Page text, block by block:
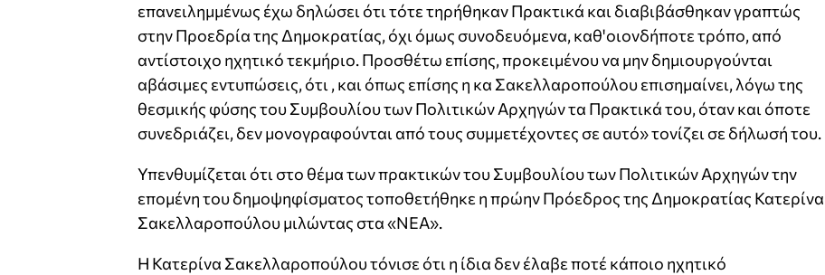
επανειλημμένως έχω δηλώσει ότι τότε τηρήθηκαν Πρακτικά και διαβιβάσθηκαν γραπτώς
στην Προεδρία της Δημοκρατίας, όχι όμως συνοδευόμενα, καθ'οιονδήποτε τρόπο, από
αντίστοιχο ηχητικό τεκμήριο. Προσθέτω επίσης, προκειμένου να μην δημιουργούνται
αβάσιμες εντυπώσεις, ότι , και όπως επίσης η κα Σακελλαροπούλου επισημαίνει, λόγω της
θεσμικής φύσης του Συμβουλίου των Πολιτικών Αρχηγών τα Πρακτικά του, όταν και όποτε
συνεδριάζει, δεν μονογραφούνται από τους συμμετέχοντες σε αυτό» τονίζει σε δήλωσή του.
Υπενθυμίζεται ότι στο θέμα των πρακτικών του Συμβουλίου των Πολιτικών Αρχηγών την
επομένη του δημοψηφίσματος τοποθετήθηκε η πρώην Πρόεδρος της Δημοκρατίας Κατερίνα
Σακελλαροπούλου μιλώντας στα «ΝΕΑ».
Η Κατερίνα Σακελλαροπούλου τόνισε ότι η ίδια δεν έλαβε ποτέ κάποιο ηχητικό